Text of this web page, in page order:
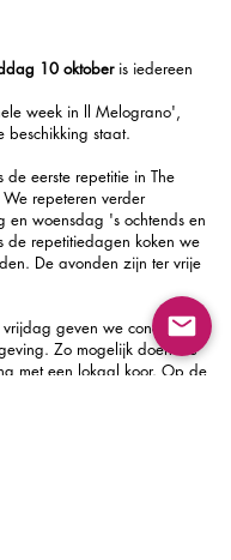
10 oktober is iedereen
week in ll Melograno',
beschikking staat.
eerste repetitie in The
repeteren verder
en woensdag 's ochtends en
de repetitiedagen koken we
De avonden zijn ter vrije
geven we concerten
Zo mogelijk doen we
met een lokaal koor. Op de